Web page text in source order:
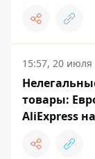
15:57, 20 июля
товары:
AliExpress